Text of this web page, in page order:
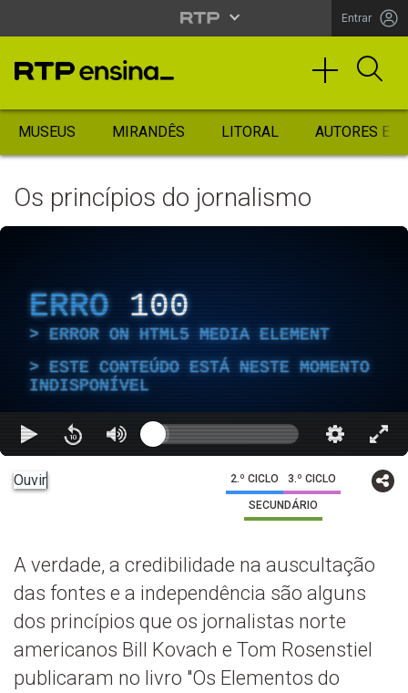
Entrar
MUSEUS MIRANDÊS LITORAL AUTORES
Os princípios do jornalismo
ERRO 100
ERROR ON HTML5 MEDIA ELEMENT
ESTE CONTEÚDO ESTÁ NESTE MOMENTO
INDISPONÍVEL
Ouvir 2.º CICLO 3.º CICLO
SECUNDÁRIO
A verdade, a credibilidade na auscultação
das fontes e a independência são alguns
dos princípios que os jornalistas norte
americanos Bill Kovach e Tom Rosenstiel
publicaram no livro "Os Elementos do